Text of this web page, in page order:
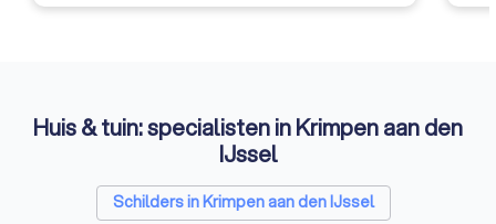
hele woning
plattegronden
– kleur- en
materiaalplan
– lichtplan
€ 4.000,-
Huis & tuin: specialisten in Krimpen aan den
IJssel
Schilders in Krimpen aan den IJssel